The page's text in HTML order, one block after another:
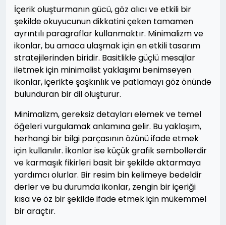
İçerik oluşturmanın gücü, göz alıcı ve etkili bir
şekilde okuyucunun dikkatini çeken tamamen
ayrıntılı paragraflar kullanmaktır. Minimalizm ve
ikonlar, bu amaca ulaşmak için en etkili tasarım
stratejilerinden biridir. Basitlikle güçlü mesajlar
iletmek için minimalist yaklaşımı benimseyen
ikonlar, içerikte şaşkınlık ve patlamayı göz önünde
bulunduran bir dil oluşturur.
Minimalizm, gereksiz detayları elemek ve temel
öğeleri vurgulamak anlamına gelir. Bu yaklaşım,
herhangi bir bilgi parçasının özünü ifade etmek
için kullanılır. İkonlar ise küçük grafik sembollerdir
ve karmaşık fikirleri basit bir şekilde aktarmaya
yardımcı olurlar. Bir resim bin kelimeye bedeldir
derler ve bu durumda ikonlar, zengin bir içeriği
kısa ve öz bir şekilde ifade etmek için mükemmel
bir araçtır.